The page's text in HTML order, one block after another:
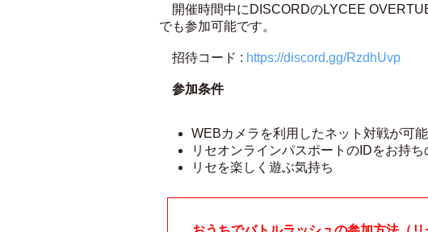
開催時間中にDISCORDのLYCEE
でも参加可能です。
招待コード : https://discord.gg/RzdhUvp
参加条件
WEBカメラを利用したネット対戦が可
リセオンラインパスポートのIDをお持ち
リセを楽しく遊ぶ気持ち